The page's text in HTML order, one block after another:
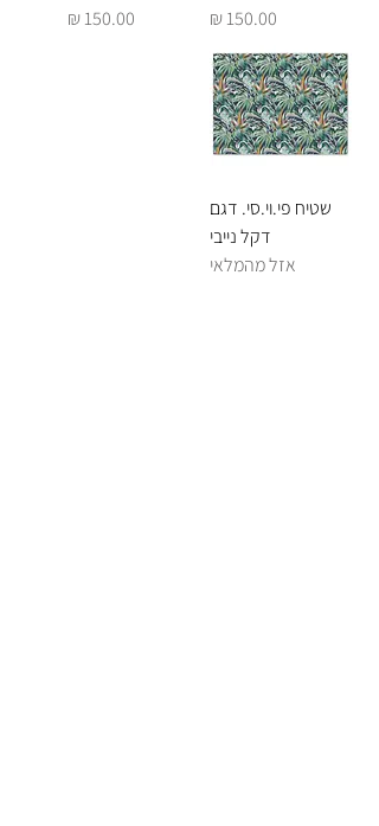
מחיר
מחיר
שטיח פי.וי.סי. דגם
דקל נייבי
אזל מהמלאי